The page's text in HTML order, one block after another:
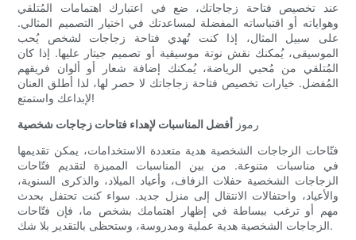
عند تخصيص فتاحة زجاجاتك، ضع في اعتبارك اهتمامات المُتلقي
وهواياته أو اقتباساته المفضلة لمساعدتك في اختيار التصميم المثالي.
على سبيل المثال، إذا كنت تُهدي فتاحة زجاجات لشخص يُحب
الموسيقى، يُمكنك نقش نوتة موسيقية أو تصميم جيتار عليها. إذا كان
المُتلقي من مُحبي الرياضة، يُمكنك إضافة شعار أو ألوان فريقهم
المُفضل. خيارات تخصيص فتاحة زجاجاتك لا حصر لها، لذا أطلق العنان
لإبداعك واستمتع!
رموز أفضل المناسبات لإهداء فتاحات زجاجات شخصية
فتّاحات الزجاجات الشخصية هدية متعددة الاستخدامات، يمكن تقديمها
في مناسبات متنوعة. من بين المناسبات المميزة لتقديم فتّاحات
الزجاجات الشخصية حفلات الزفاف، وأعياد الميلاد، والذكرى السنوية،
والأعياد، واحتفالات الانتقال إلى منزل جديد. سواء كنت تحتفل بحدث
مهم أو ترغب ببساطة في إظهار اهتمامك بشخص ما، فإن فتّاحات
الزجاجات الشخصية هدية عملية ومدروسة، وستحظى بالتقدير بلا شك.